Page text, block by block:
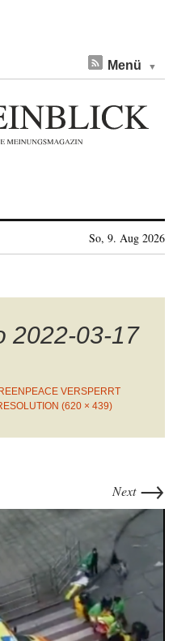
Menü
So, 9. Aug 2026
2022-03-17
VERSPERRT
(620 × 439)
Next →